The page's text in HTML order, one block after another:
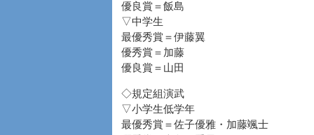
優良賞＝飯島
▽中学生
最優秀賞＝伊藤翼
優秀賞＝加藤
優良賞＝山田
◇規定組演武
▽小学生低学年
最優秀賞＝佐子優雅・加藤颯士